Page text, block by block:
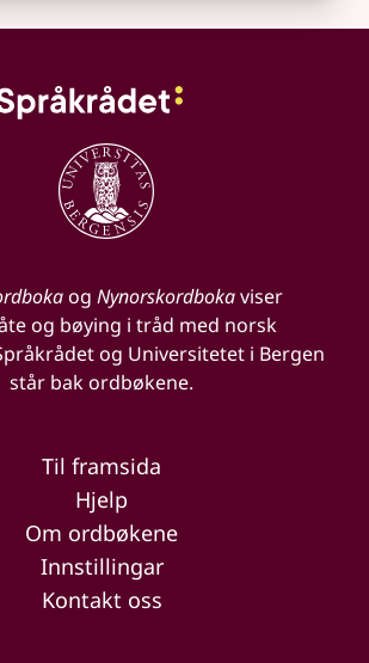
og Nynorskordbokaviser
og bøying i tråd med norsk
og Universitetet i Bergen
står bak ordbøkene.
Til framsida
Hjelp
Om ordbøkene
Innstillingar
Kontakt oss